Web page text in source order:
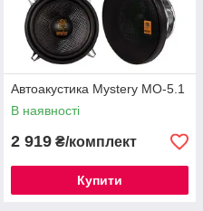
Автоакустика Mystery MO-5.1
В наявності
2 919 ₴/комплект
Купити